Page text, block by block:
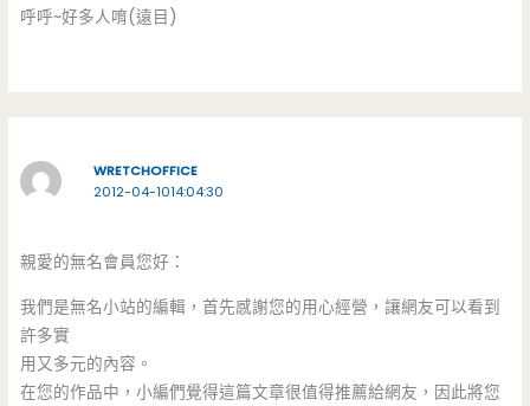
呼呼~好多人唷(遠目)
WRETCHOFFICE
2012-04-1014:04:30
親愛的無名會員您好：
我們是無名小站的編輯，首先感謝您的用心經營，讓網友可以看到
許多實
用又多元的內容。
在您的作品中，小編們覺得這篇文章很值得推薦給網友，因此將您